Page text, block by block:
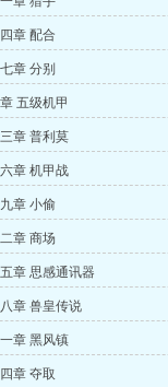
章 配合
章 分别
五级机甲
章 普利莫
章 机甲战
章 小偷
章 商场
章 思感通讯器
章 兽皇传说
章 黑风镇
章 夺取